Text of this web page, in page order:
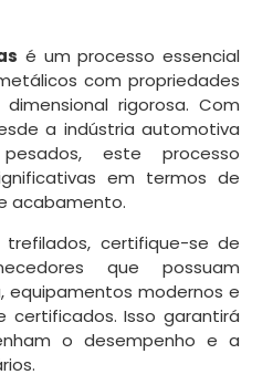
é um processo essencial
com propriedades
rigorosa. Com
a indústria automotiva
este processo
em termos de
acabamento.
certifique-se de
que possuam
equipamentos modernos e
certificados. Isso garantirá
o desempenho e a